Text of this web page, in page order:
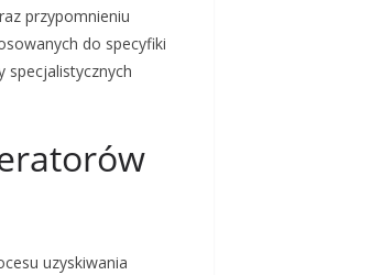
przypomnieniu
do specyfiki
specjalistycznych
uzyskiwania